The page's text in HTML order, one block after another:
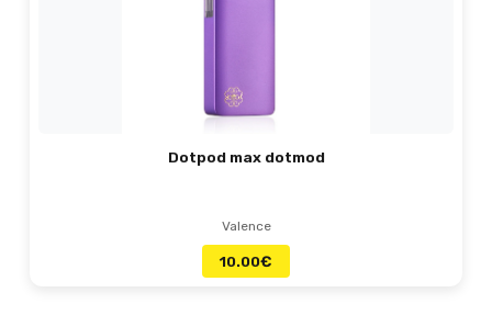
Dotpod max dotmod
Valence
10.00€